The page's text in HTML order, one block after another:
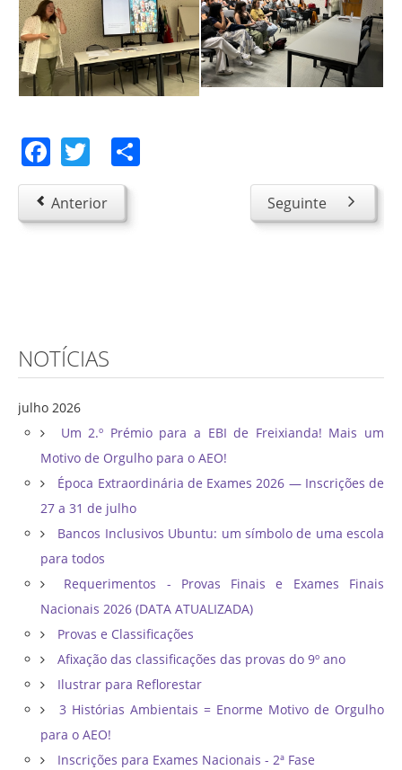
Facebook
Twitter
Anterior Seguinte
NOTÍCIAS
julho 2026
Um 2.º Prémio para a EBI de Freixianda! Mais um
Motivo de Orgulho para o AEO!
Época Extraordinária de Exames 2026 — Inscrições de
27 a 31 de julho
Bancos Inclusivos Ubuntu: um símbolo de uma escola
para todos
Requerimentos - Provas Finais e Exames Finais
Nacionais 2026 (DATA ATUALIZADA)
Provas e Classificações
Afixação das classificações das provas do 9º ano
Ilustrar para Reflorestar
3 Histórias Ambientais = Enorme Motivo de Orgulho
para o AEO!
Inscrições para Exames Nacionais - 2ª Fase